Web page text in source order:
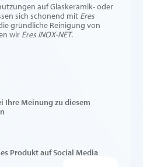
auf Glaskeramik- oder
sich schonend mit Eres
gründliche Reinigung von
wir Eres INOX-NET.
Ihre Meinung zu diesem
Produkt auf Social Media